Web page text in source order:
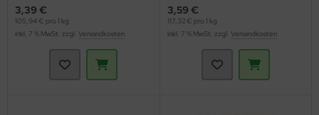
3,39 €
105,94 € pro 1 kg
inkl. 7 % MwSt. zzgl. Versandkosten
3,59 €
117,32 € pro 1 kg
inkl. 7 % MwSt. zzgl. Versandkosten